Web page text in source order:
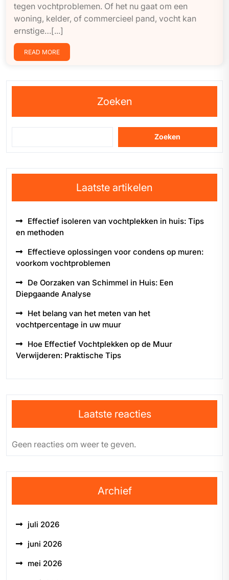
tegen vochtproblemen. Of het nu gaat om een
woning, kelder, of commercieel pand, vocht kan
ernstige…[...]
READ MORE
Zoeken
Zoeken
Laatste artikelen
Effectief isoleren van vochtplekken in huis: Tips
en methoden
Effectieve oplossingen voor condens op muren:
voorkom vochtproblemen
De Oorzaken van Schimmel in Huis: Een
Diepgaande Analyse
Het belang van het meten van het
vochtpercentage in uw muur
Hoe Effectief Vochtplekken op de Muur
Verwijderen: Praktische Tips
Laatste reacties
Geen reacties om weer te geven.
Archief
juli 2026
juni 2026
mei 2026